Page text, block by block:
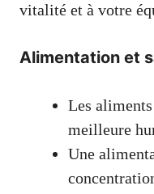
vitalité et à votre
Alimentation et
Les
meilleure
Une